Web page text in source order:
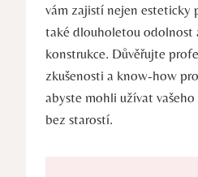
vám zajistí nejen esteticky
také dlouholetou odolnost
konstrukce. Důvěřujte
zkušenosti a know-how
abyste mohli užívat
bez starostí.